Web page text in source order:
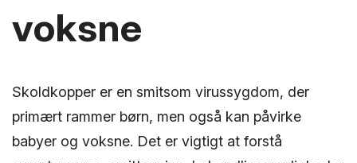
voksne
Skoldkopper er en smitsom virussygdom, der
primært rammer børn, men også kan påvirke
babyer og voksne. Det er vigtigt at forstå